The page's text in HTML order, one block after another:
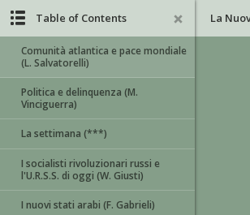
La
Table of Contents
Comunità atlantica e pace mondiale
(L. Salvatorelli)
Politica e delinquenza (M.
Vinciguerra)
La settimana (***)
I socialisti rivoluzionari russi e
l'U.R.S.S. di oggi (W. Giusti)
I nuovi stati arabi (F. Gabrieli)